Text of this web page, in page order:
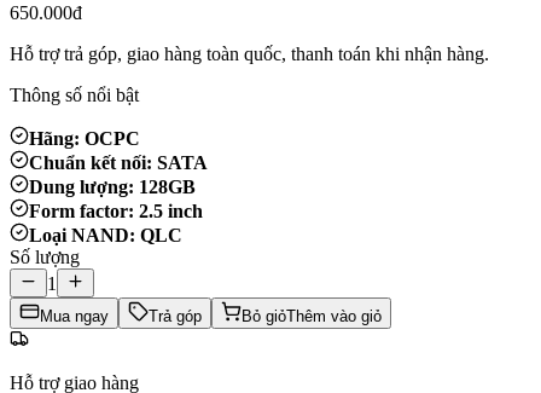
650.000đ
Hỗ trợ trả góp, giao hàng toàn quốc, thanh toán khi nhận hàng.
Thông số nổi bật
Hãng: OCPC
Chuẩn kết nối: SATA
Dung lượng: 128GB
Form factor: 2.5 inch
Loại NAND: QLC
Số lượng
1
Mua ngay Trả góp Bỏ giỏThêm vào giỏ
Hỗ trợ giao hàng